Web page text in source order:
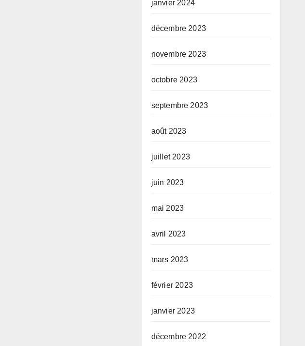
janvier 2024
décembre 2023
novembre 2023
octobre 2023
septembre 2023
août 2023
juillet 2023
juin 2023
mai 2023
avril 2023
mars 2023
février 2023
janvier 2023
décembre 2022